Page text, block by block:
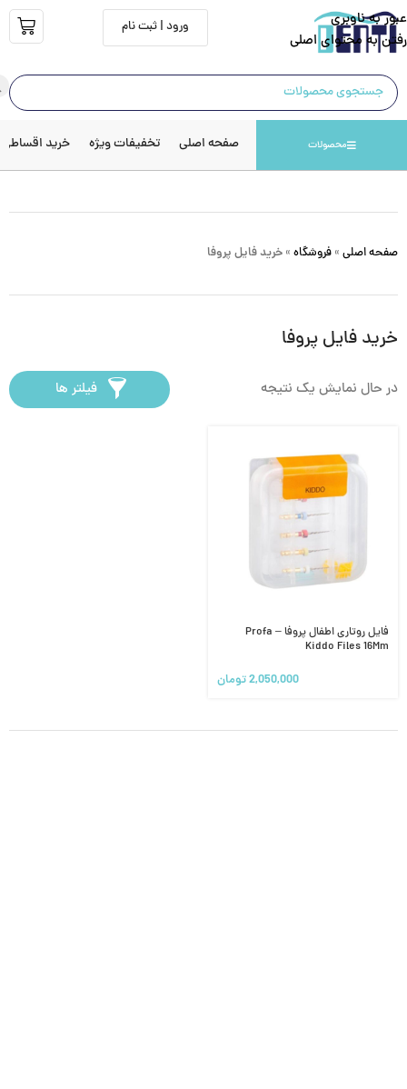
عبور به ناوبری
رفتن به محتوای اصلی
ورود | ثبت نام
محصولات صفحه اصلی تخفیفات ویژه خرید اقساطی
صفحه اصلی » فروشگاه » خرید فایل پروفا
خرید فایل پروفا
در حال نمایش یک نتیجه فیلتر ها
فایل روتاری اطفال پروفا – Profa
Kiddo Files 16Mm
2,050,000تومان